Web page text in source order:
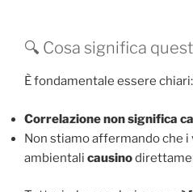
🔍 Cosa significa
È fondamentale essere chiari:
Correlazione non significa
Non stiamo affermando che
ambientali causino